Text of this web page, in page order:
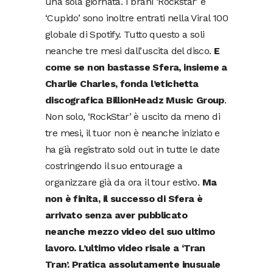
‘Cupido’ sono inoltre entrati nella Viral 100
globale di Spotify. Tutto questo a soli
neanche tre mesi dall’uscita del disco. E
come se non bastasse Sfera, insieme a
Charlie Charles, fonda l’etichetta
discografica BillionHeadz Music Group.
Non solo, ‘RockStar’ è uscito da meno di
tre mesi, il tuor non è neanche iniziato e
ha già registrato sold out in tutte le date
costringendo il suo entourage a
organizzare già da ora il tour estivo. Ma
non è finita, il successo di Sfera è
arrivato senza aver pubblicato
neanche mezzo video del suo ultimo
lavoro. L’ultimo video risale a ‘Tran
Tran’. Pratica assolutamente inusuale